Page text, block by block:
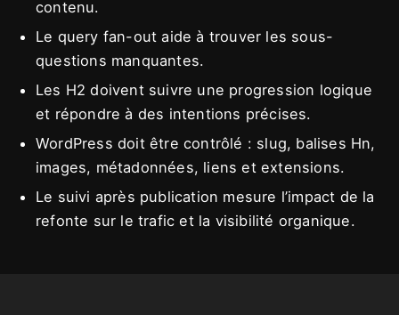
contenu.
Le query fan-out aide à trouver les sous-
questions manquantes.
Les H2 doivent suivre une progression logique
et répondre à des intentions précises.
WordPress doit être contrôlé : slug, balises Hn,
images, métadonnées, liens et extensions.
Le suivi après publication mesure l’impact de la
refonte sur le trafic et la visibilité organique.